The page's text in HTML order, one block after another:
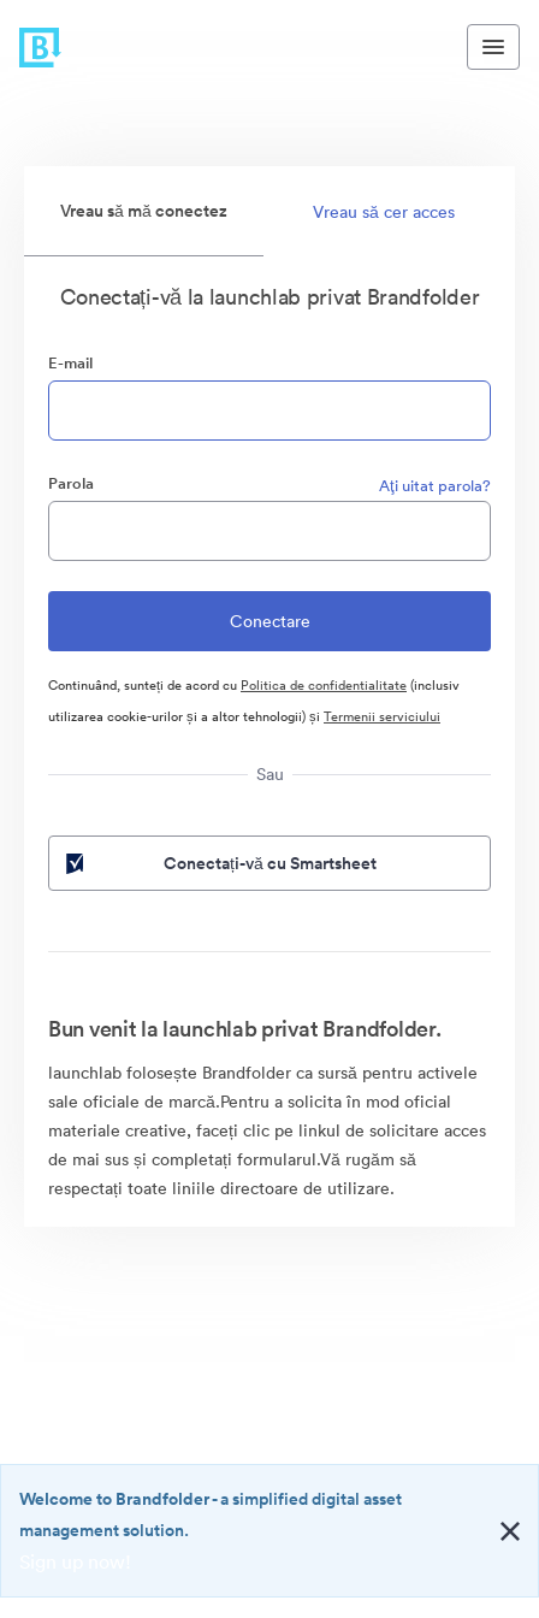
Vreau să mă conectez Vreau să cer acces
Conectați-vă la launchlab privat Brandfolder
E-mail
Parola Aţi uitat parola?
Continuând, sunteți de acord cu Politica de confidentialitate(inclusiv
utilizarea cookie-urilor și a altor tehnologii) și Termenii serviciului
Sau
Conectați-vă cu Smartsheet
Bun venit la launchlab privat Brandfolder.
launchlab folosește Brandfolder ca sursă pentru activele
sale oficiale de marcă.Pentru a solicita în mod oficial
materiale creative, faceți clic pe linkul de solicitare acces
de mai sus și completați formularul.Vă rugăm să
respectați toate liniile directoare de utilizare.
·
Welcome to Brandfolder- a simplified digital asset
management solution.